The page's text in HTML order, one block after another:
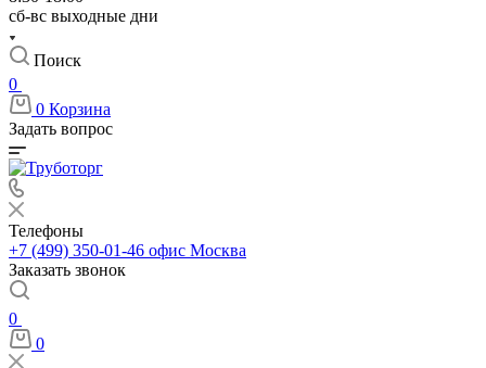
сб-вс выходные дни
Поиск
0
0 Корзина
Задать вопрос
Телефоны
+7 (499) 350-01-46 офис Москва
Заказать звонок
0
0